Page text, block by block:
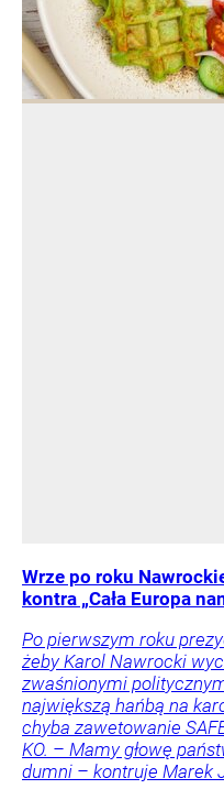
Wrze po roku
kontra „Cała Europa
Po pierwszym roku
żeby Karol Nawrocki
zwaśnionymi
największą hańbą na
chyba zawetowanie
KO. – Mamy głowę
dumni – kontruje Marek